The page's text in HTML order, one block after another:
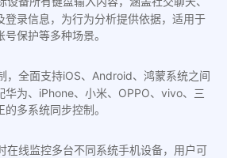
登录信息，为行为分析提供依据，适用于
保护等多种场景。
，全面支持iOS、Android、鸿蒙系统之间
华为、iPhone、小米、OPPO、vivo、三
多系统同步控制。
在线监控多台不同系统手机设备，用户可